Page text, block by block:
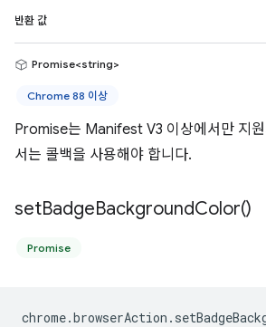
반환 값
Promise<string>
Chrome 88 이상
Promise는 Manifest V3 이상에서만 지원
서는 콜백을 사용해야 합니다.
setBadgeBackgroundColor()
Promise
chrome.browserAction .